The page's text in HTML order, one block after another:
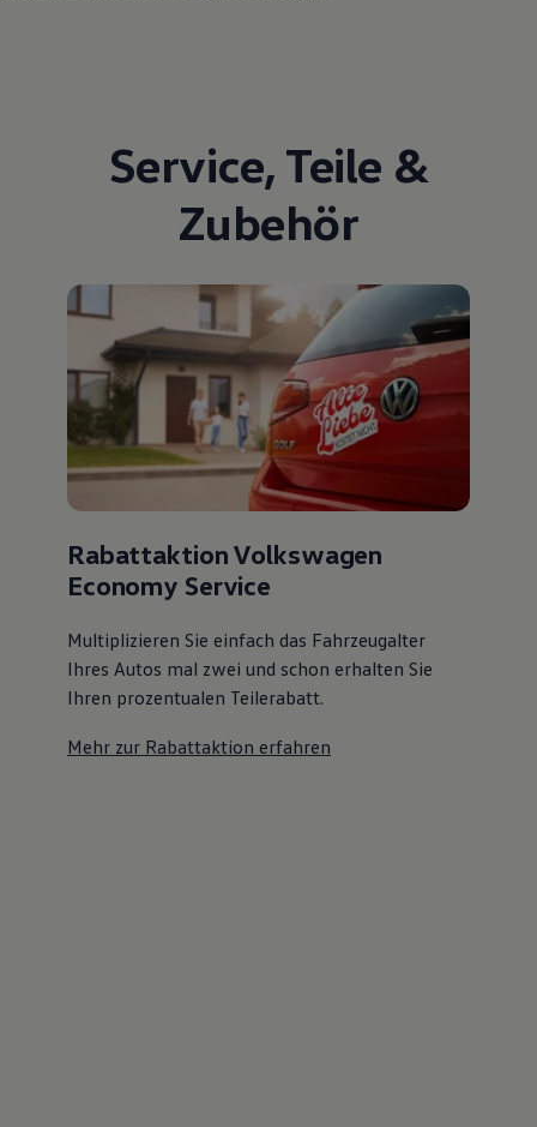
Service, Teile &
Zubehör
Rabattaktion Volkswagen
Economy Service
Multiplizieren Sie einfach das Fahrzeugalter
Ihres Autos mal zwei und schon erhalten Sie
Ihren prozentualen Teilerabatt.
Mehr zur Rabattaktion erfahren